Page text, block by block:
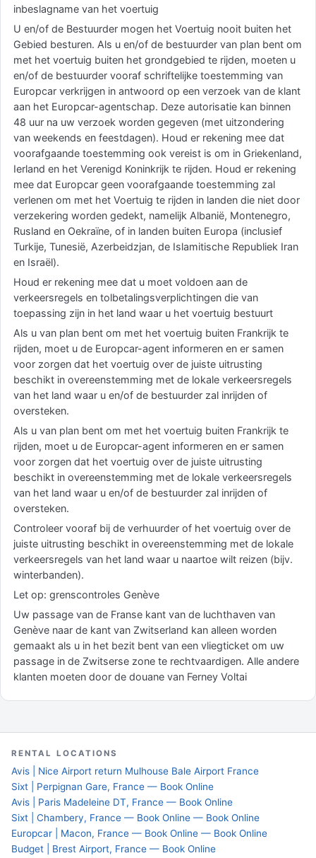
inbeslagname van het voertuig
U en/of de Bestuurder mogen het Voertuig nooit buiten het
Gebied besturen. Als u en/of de bestuurder van plan bent om
met het voertuig buiten het grondgebied te rijden, moeten u
en/of de bestuurder vooraf schriftelijke toestemming van
Europcar verkrijgen in antwoord op een verzoek van de klant
aan het Europcar-agentschap. Deze autorisatie kan binnen
48 uur na uw verzoek worden gegeven (met uitzondering
van weekends en feestdagen). Houd er rekening mee dat
voorafgaande toestemming ook vereist is om in Griekenland,
Ierland en het Verenigd Koninkrijk te rijden. Houd er rekening
mee dat Europcar geen voorafgaande toestemming zal
verlenen om met het Voertuig te rijden in landen die niet door
verzekering worden gedekt, namelijk Albanië, Montenegro,
Rusland en Oekraïne, of in landen buiten Europa (inclusief
Turkije, Tunesië, Azerbeidzjan, de Islamitische Republiek Iran
en Israël).
Houd er rekening mee dat u moet voldoen aan de
verkeersregels en tolbetalingsverplichtingen die van
toepassing zijn in het land waar u het voertuig bestuurt
Als u van plan bent om met het voertuig buiten Frankrijk te
rijden, moet u de Europcar-agent informeren en er samen
voor zorgen dat het voertuig over de juiste uitrusting
beschikt in overeenstemming met de lokale verkeersregels
van het land waar u en/of de bestuurder zal inrijden of
oversteken.
Als u van plan bent om met het voertuig buiten Frankrijk te
rijden, moet u de Europcar-agent informeren en er samen
voor zorgen dat het voertuig over de juiste uitrusting
beschikt in overeenstemming met de lokale verkeersregels
van het land waar u en/of de bestuurder zal inrijden of
oversteken.
Controleer vooraf bij de verhuurder of het voertuig over de
juiste uitrusting beschikt in overeenstemming met de lokale
verkeersregels van het land waar u naartoe wilt reizen (bijv.
winterbanden).
Let op: grenscontroles Genève
Uw passage van de Franse kant van de luchthaven van
Genève naar de kant van Zwitserland kan alleen worden
gemaakt als u in het bezit bent van een vliegticket om uw
passage in de Zwitserse zone te rechtvaardigen. Alle andere
klanten moeten door de douane van Ferney Voltai
RENTAL LOCATIONS
Avis | Nice Airport return Mulhouse Bale Airport France
Sixt | Perpignan Gare, France — Book Online
Avis | Paris Madeleine DT, France — Book Online
Sixt | Chambery, France — Book Online — Book Online
Europcar | Macon, France — Book Online — Book Online
Budget | Brest Airport, France — Book Online